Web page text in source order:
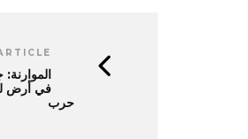
الموارنة:
في أرض
حرب